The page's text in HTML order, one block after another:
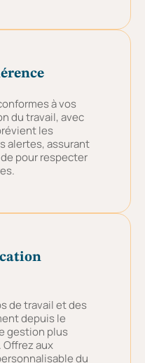
à vos
du travail, avec
les
alertes, assurant
pour respecter
de travail et des
depuis le
gestion plus
aux
du